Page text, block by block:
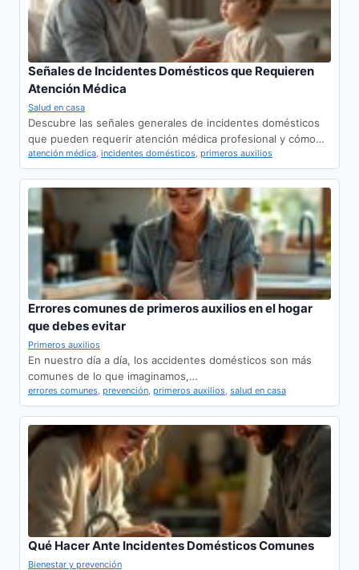
Señales de Incidentes Domésticos que Requieren
Atención Médica
Salud en casa
Descubre las señales generales de incidentes domésticos
que pueden requerir atención médica profesional y cómo…
atención médica, incidentes domésticos, primeros auxilios
Errores comunes de primeros auxilios en el hogar
que debes evitar
Primeros auxilios
En nuestro día a día, los accidentes domésticos son más
comunes de lo que imaginamos,…
errores comunes, prevención, primeros auxilios, salud en casa
Qué Hacer Ante Incidentes Domésticos Comunes
Bienestar y prevención